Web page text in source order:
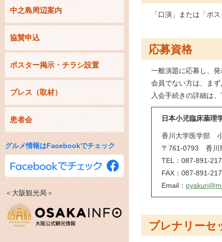
中之島周辺案内
協賛申込
ポスター掲示・チラシ設置
プレス（取材）
患者会
グルメ情報はFacebookでチェック
＜大阪観光局＞
「口演」または「ポ
応募資格
一般演題に応募し、
会員でない方は、ま
入会手続きの詳細は
日本小児臨床薬
香川大学医学部
〒761-0793 香川
TEL：087-891-
FAX：087-891-
Email：
プレナリーセ